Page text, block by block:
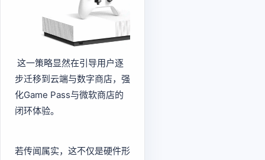
步迁移到云端与数字商店，强
化Game Pass与微软商店的
闭环体验。
若传闻属实，这不仅是硬件形